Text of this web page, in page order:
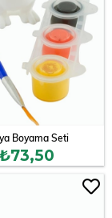
Boyama Seti
₺73,50